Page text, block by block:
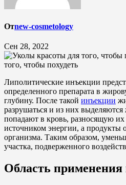
Отnew-cosmetology
Сен 28, 2022
того, чтобы похудеть
Липолитические инъекции
определенного препарата в
глубину. После такой инъекции
разрушаться и из них
попадают в кровь, разносящую
источником энергии, а продукты
организма. Таким образом,
участка, подверженного
Область